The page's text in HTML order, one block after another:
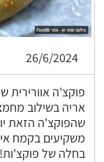
26/6/2024
פוקצ'ה אוורירית
אריה בשילוב
שהפוקצ'ה הזאת
משקיעים בקמח
בחלה של פוקצ'ות!